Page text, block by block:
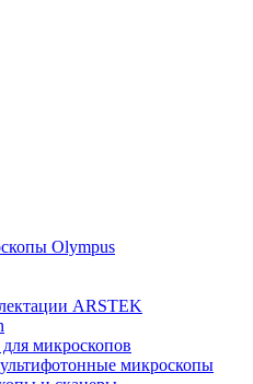
Olympus
ARSTEK
микроскопов
микроскопы